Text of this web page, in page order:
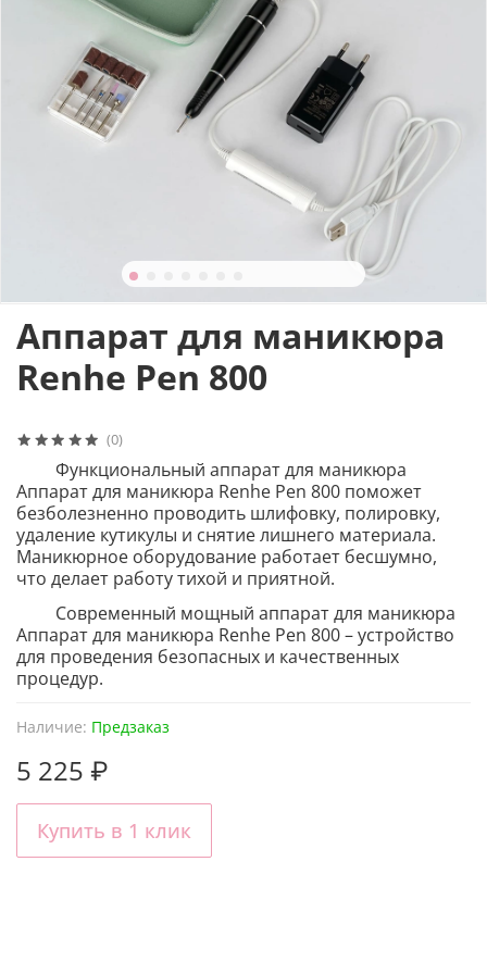
(0)
Наличие: Предзаказ
Аппарат для маникюра
Renhe Pen 800
5 225 ₽
Купить в 1 клик
Функциональный аппарат для маникюра
Аппарат для маникюра Renhe Pen 800 поможет
безболезненно проводить шлифовку, полировку,
удаление кутикулы и снятие лишнего материала.
Маникюрное оборудование работает бесшумно,
что делает работу тихой и приятной.
Современный мощный аппарат для маникюра
Аппарат для маникюра Renhe Pen 800 – устройство
для проведения безопасных и качественных
процедур.